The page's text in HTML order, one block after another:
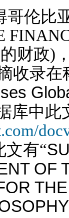
哥伦比
财政)
收录在
库中此
文有“
OF